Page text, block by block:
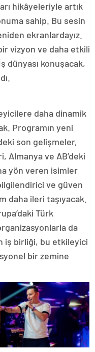
hikâyeleriyle artık
sahip. Bu sesin
ekranlardayız.
vizyon ve daha etkili
dünyası konuşacak,
daha dinamik
Programın yeni
son gelişmeler,
Almanya ve AB’deki
yön veren isimler
ve güven
daha ileri taşıyacak.
Türk
da
iş birliği, bu etkileyici
bir zemine